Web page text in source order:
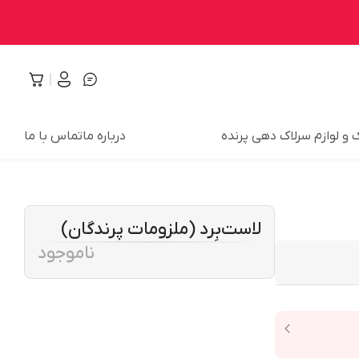
و لوازم سرلاک دهی پرنده درباره ماتماس با ما
لاست‌بِرد (ملزومات پرندگان)
ناموجود